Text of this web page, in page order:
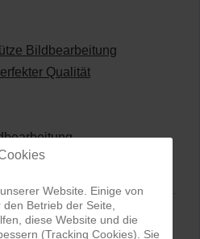
Bildbearbeitung
Qualität
Website. Einige von
Betrieb der Seite,
diese Website und die
(Tracking Cookies). Sie